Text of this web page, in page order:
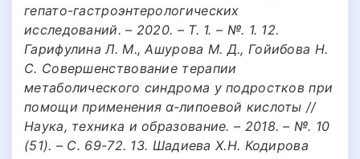
гепато-гастроэнтерологических
исследований. – 2020. – Т. 1. – №. 1. 12.
Гарифулина Л. М., Ашурова М. Д., Гойибова Н.
С. Совершенствование терапии
метаболического синдрома у подростков при
помощи применения α-липоевой кислоты //
Наука, техника и образование. – 2018. – №. 10
(51). – С. 69-72. 13. Шадиева Х.Н. Кодирова